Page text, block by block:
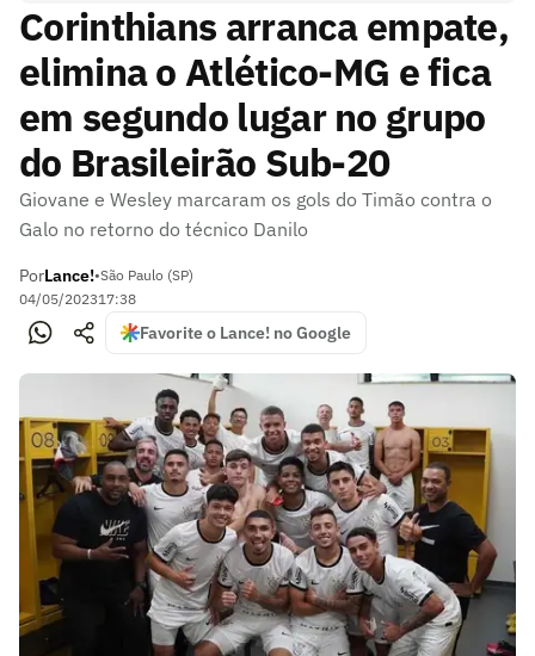
Corinthians arranca empate,
elimina o Atlético-MG e fica
em segundo lugar no grupo
do Brasileirão Sub-20
Giovane e Wesley marcaram os gols do Timão contra o
Galo no retorno do técnico Danilo
PorLance!•São Paulo (SP)
04/05/202317:38
Favorite o Lance! no Google